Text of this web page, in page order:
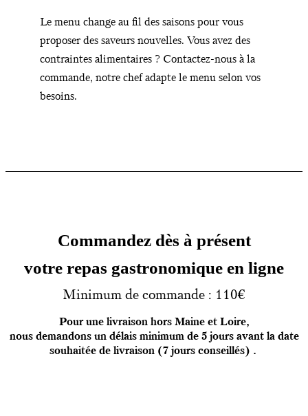
Le menu change au fil des saisons pour vous
proposer des saveurs nouvelles. Vous avez des
contraintes alimentaires ? Contactez-nous à la
commande, notre chef adapte le menu selon vos
besoins.
Commandez dès à présent
votre repas gastronomique en ligne
Minimum de commande : 110€
Pour une livraison hors Maine et Loire,
nous demandons un délais minimum de 5 joursavant la date
souhaitée de livraison(7 jours conseillés) .